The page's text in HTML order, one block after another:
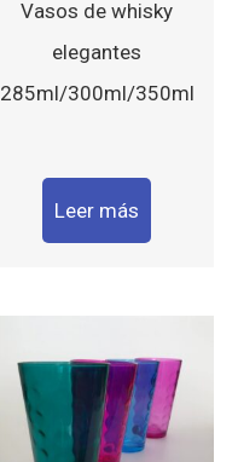
Vasos de whisky
elegantes
285ml/300ml/350ml
Leer más